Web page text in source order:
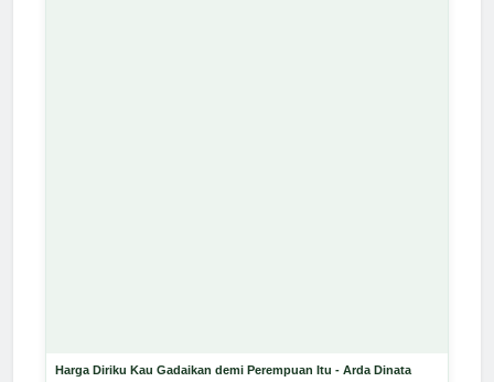
Harga Diriku Kau Gadaikan demi Perempuan Itu - Arda Dinata